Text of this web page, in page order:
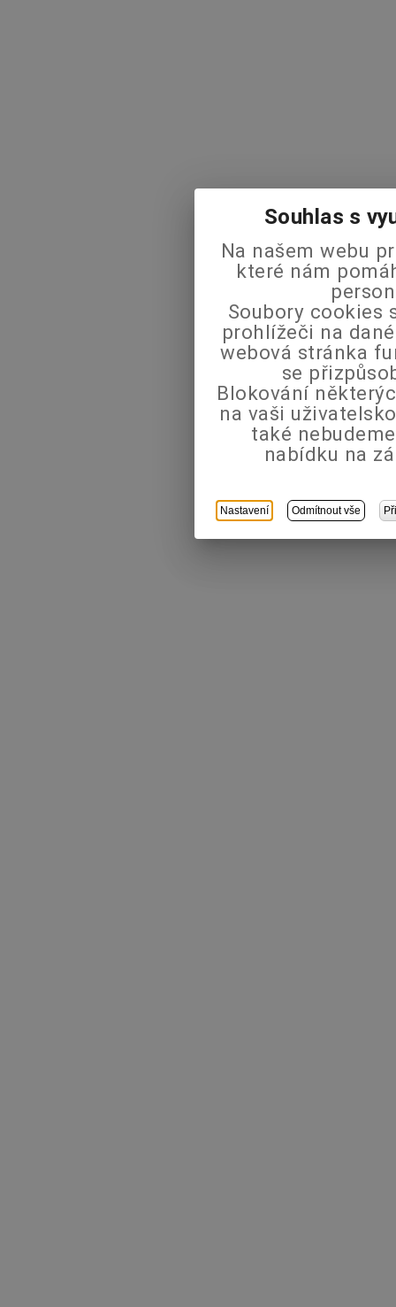
Souhlas s
Na našem webu
které nám
Soubory cookies
prohlížeči na
webová stránka
se
Blokování
na vaši
také
nabídku na
Nastavení Odmítnout vše